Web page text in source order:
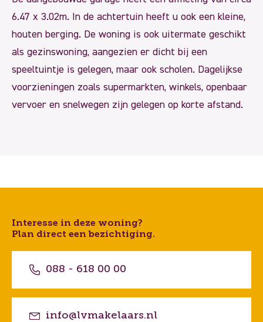
6.47 x 3.02m. In de achtertuin heeft u ook een kleine,
houten berging. De woning is ook uitermate geschikt
als gezinswoning, aangezien er dicht bij een
speeltuintje is gelegen, maar ook scholen. Dagelijkse
voorzieningen zoals supermarkten, winkels, openbaar
vervoer en snelwegen zijn gelegen op korte afstand.
Interesse in deze woning?
Plan direct een bezichtiging.
088 - 618 00 00
info@lvmakelaars.nl